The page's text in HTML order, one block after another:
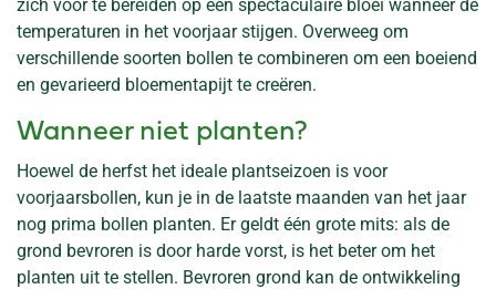
zich voor te bereiden op een spectaculaire bloei wanneer de
temperaturen in het voorjaar stijgen. Overweeg om
verschillende soorten bollen te combineren om een boeiend
en gevarieerd bloementapijt te creëren.
Wanneer niet planten?
Hoewel de herfst het ideale plantseizoen is voor
voorjaarsbollen, kun je in de laatste maanden van het jaar
nog prima bollen planten. Er geldt één grote mits: als de
grond bevroren is door harde vorst, is het beter om het
planten uit te stellen. Bevroren grond kan de ontwikkeling